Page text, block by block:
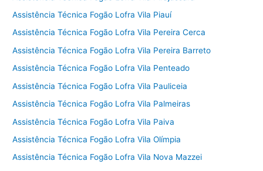
Assistência Técnica Fogão Lofra Vila Piauí
Assistência Técnica Fogão Lofra Vila Pereira Cerca
Assistência Técnica Fogão Lofra Vila Pereira Barreto
Assistência Técnica Fogão Lofra Vila Penteado
Assistência Técnica Fogão Lofra Vila Pauliceia
Assistência Técnica Fogão Lofra Vila Palmeiras
Assistência Técnica Fogão Lofra Vila Paiva
Assistência Técnica Fogão Lofra Vila Olímpia
Assistência Técnica Fogão Lofra Vila Nova Mazzei